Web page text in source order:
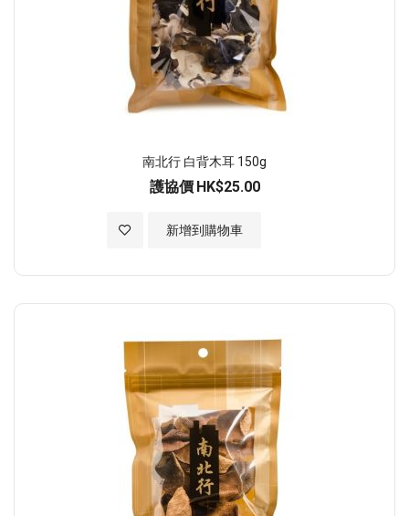
南北行 白背木耳 150g
護協價 HK$25.00
新增到購物車
加入至願望清單